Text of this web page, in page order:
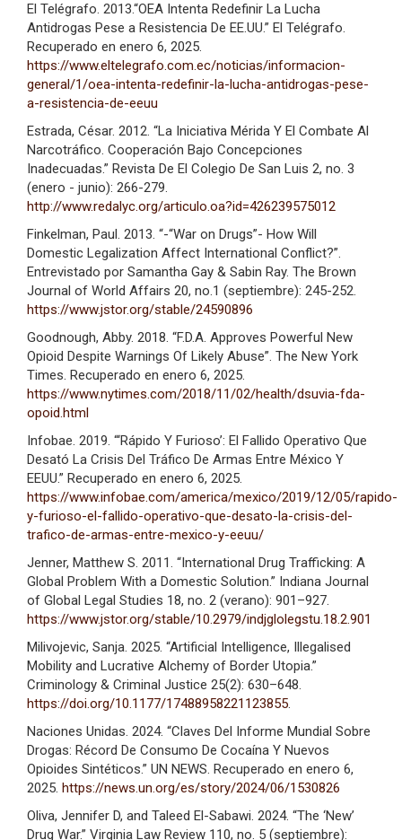
El Telégrafo. 2013.“OEA Intenta Redefinir La Lucha
Antidrogas Pese a Resistencia De EE.UU.” El Telégrafo.
Recuperado en enero 6, 2025.
https://www.eltelegrafo.com.ec/noticias/informacion-
general/1/oea-intenta-redefinir-la-lucha-antidrogas-pese-
a-resistencia-de-eeuu
Estrada, César. 2012. “La Iniciativa Mérida Y El Combate Al
Narcotráfico. Cooperación Bajo Concepciones
Inadecuadas.” Revista De El Colegio De San Luis 2, no. 3
(enero - junio): 266-279.
http://www.redalyc.org/articulo.oa?id=426239575012
Finkelman, Paul. 2013. “-“War on Drugs”- How Will
Domestic Legalization Affect International Conflict?”.
Entrevistado por Samantha Gay & Sabin Ray. The Brown
Journal of World Affairs 20, no.1 (septiembre): 245-252.
https://www.jstor.org/stable/24590896
Goodnough, Abby. 2018. “F.D.A. Approves Powerful New
Opioid Despite Warnings Of Likely Abuse”. The New York
Times. Recuperado en enero 6, 2025.
https://www.nytimes.com/2018/11/02/health/dsuvia-fda-
opoid.html
Infobae. 2019. “‘Rápido Y Furioso’: El Fallido Operativo Que
Desató La Crisis Del Tráfico De Armas Entre México Y
EEUU.” Recuperado en enero 6, 2025.
https://www.infobae.com/america/mexico/2019/12/05/rapido-
y-furioso-el-fallido-operativo-que-desato-la-crisis-del-
trafico-de-armas-entre-mexico-y-eeuu/
Jenner, Matthew S. 2011. “International Drug Trafficking: A
Global Problem With a Domestic Solution.” Indiana Journal
of Global Legal Studies 18, no. 2 (verano): 901–927.
https://www.jstor.org/stable/10.2979/indjglolegstu.18.2.901
Milivojevic, Sanja. 2025. “Artificial Intelligence, Illegalised
Mobility and Lucrative Alchemy of Border Utopia.”
Criminology & Criminal Justice 25(2): 630–648.
https://doi.org/10.1177/17488958221123855.
Naciones Unidas. 2024. “Claves Del Informe Mundial Sobre
Drogas: Récord De Consumo De Cocaína Y Nuevos
Opioides Sintéticos.” UN NEWS. Recuperado en enero 6,
2025. https://news.un.org/es/story/2024/06/1530826
Oliva, Jennifer D, and Taleed El-Sabawi. 2024. “The ‘New’
Drug War.” Virginia Law Review 110, no. 5 (septiembre):